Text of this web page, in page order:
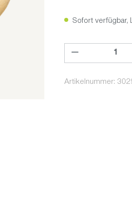
Sofort verfügbar,
Produkt Anzahl:
Artikelnummer: